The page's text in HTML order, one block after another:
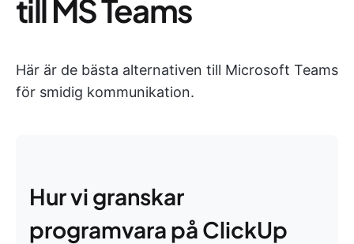
till MS Teams
Här är de bästa alternativen till Microsoft Teams
för smidig kommunikation.
Hur vi granskar
programvara på ClickUp